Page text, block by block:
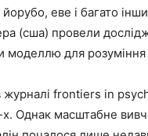
еве і багато
(сша) провели
для розуміння
журналі frontiers in
Однак масштабне